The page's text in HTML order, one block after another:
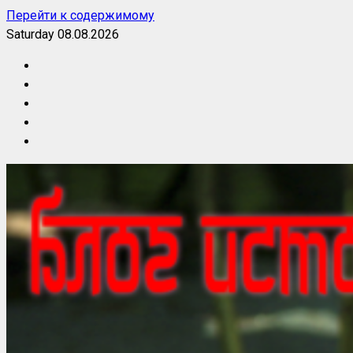
Перейти к содержимому
Saturday 08.08.2026